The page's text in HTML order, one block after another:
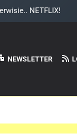
NETFLIX!
DOOMSDAY”!
to Spider-Man?!
DOOMSDAY”!
NETFLIX!
NEWSLETTER